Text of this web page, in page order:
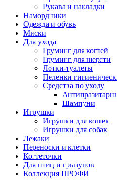
Рукава и накладки
Намордники
Одежда и обувь
Миски
Для ухода
Груминг для когтей
Груминг для шерсти
Лотки-туалеты
Пеленки
Средства по уходу
Шампуни
Игрушки
Игрушки для кошек
Игрушки для собак
Лежаки
Переноски и клетки
Когтеточки
Для птиц и грызунов
Коллекция ПРОФИ